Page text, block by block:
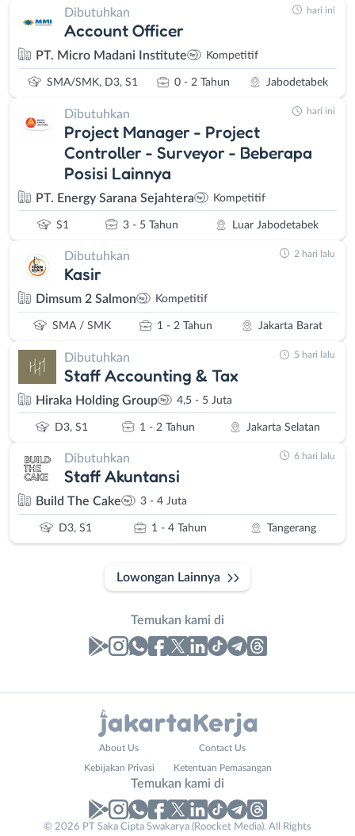
Dibutuhkan
Account Officer
PT. Micro Madani Institute Kompetitif
SMA/SMK, D3, S1 0 - 2 Tahun Jabodetabek
hari ini
Dibutuhkan
Project Manager - Project
Controller - Surveyor - Beberapa
Posisi Lainnya
PT. Energy Sarana Sejahtera Kompetitif
S1 3 - 5 Tahun Luar Jabodetabek
hari ini
Dibutuhkan
Kasir
Dimsum 2 Salmon Kompetitif
SMA / SMK 1 - 2 Tahun Jakarta Barat
2 hari lalu
Dibutuhkan
Staff Accounting & Tax
Hiraka Holding Group 4,5 - 5 Juta
D3, S1 1 - 2 Tahun Jakarta Selatan
5 hari lalu
Dibutuhkan
Staff Akuntansi
Build The Cake 3 - 4 Juta
D3, S1 1 - 4 Tahun Tangerang
6 hari lalu
Lowongan Lainnya
Temukan kami di
No. Telp /
About Us Contact Us
Kebijakan Privasi Ketentuan Pemasangan
Temukan kami di
© 2026 PT Saka Cipta Swakarya (Roocket Media). All Rights